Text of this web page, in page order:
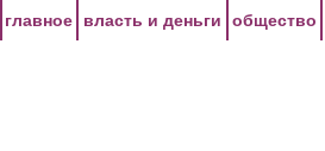
главное власть и деньги общество